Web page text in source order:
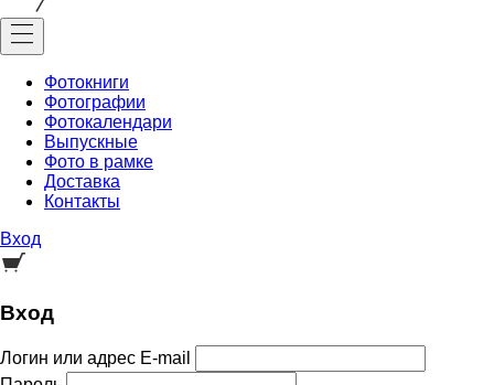
Фотокниги
Фотографии
Фотокалендари
Выпускные
Фото в рамке
Доставка
Контакты
Вход
Вход
Логин или адрес E-mail